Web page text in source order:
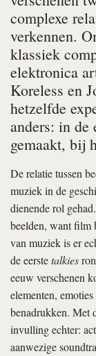
complexe
verkennen.
klassiek
elektronica
Koreless en
hetzelfde
anders: in de
gemaakt, bij
De relatie tussen
muziek in de
dienende rol
beelden, want film
van muziek is er
de eerstetalkies
eeuw verschenen
elementen,
benadrukken. Met
invulling echter:
aanwezige